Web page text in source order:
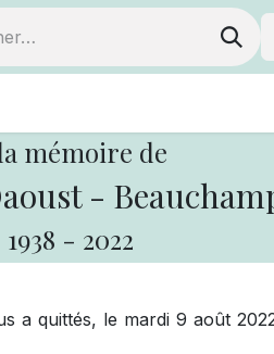
mémoire de
-
1938 - 2022
a quittés, le mardi 9 août